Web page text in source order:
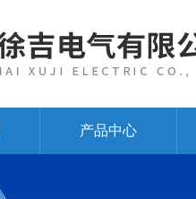
产品中心